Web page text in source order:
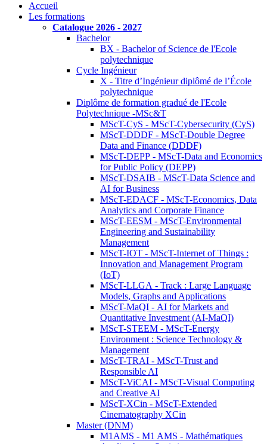
Accueil
Les formations
Catalogue 2026 - 2027
Bachelor
BX - Bachelor of Science de l'Ecole
polytechnique
Cycle Ingénieur
X - Titre d’Ingénieur diplômé de l’École
polytechnique
Diplôme de formation gradué de l'Ecole
Polytechnique -MSc&T
MScT-CyS - MScT-Cybersecurity (CyS)
MScT-DDDF - MScT-Double Degree
Data and Finance (DDDF)
MScT-DEPP - MScT-Data and Economics
for Public Policy (DEPP)
MScT-DSAIB - MScT-Data Science and
AI for Business
MScT-EDACF - MScT-Economics, Data
Analytics and Corporate Finance
MScT-EESM - MScT-Environmental
Engineering and Sustainability
Management
MScT-IOT - MScT-Internet of Things :
Innovation and Management Program
(IoT)
MScT-LLGA - Track : Large Language
Models, Graphs and Applications
MScT-MaQI - AI for Markets and
Quantitative Investment (AI-MaQI)
MScT-STEEM - MScT-Energy
Environment : Science Technology &
Management
MScT-TRAI - MScT-Trust and
Responsible AI
MScT-ViCAI - MScT-Visual Computing
and Creative AI
MScT-XCin - MScT-Extended
Cinematography XCin
Master (DNM)
M1AMS - M1 AMS - Mathématiques